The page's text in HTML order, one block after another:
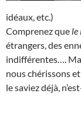
idéaux, etc.)
Comprenez que le
étrangers, des
indifférentes….
nous chérissons
le saviez déjà,